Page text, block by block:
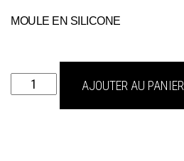
MOULE EN SILICONE
quantité
de
AJOUTER AU PANIER